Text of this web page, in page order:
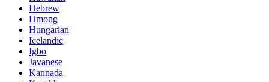
Hebrew
Hmong
Hungarian
Icelandic
Igbo
Javanese
Kannada